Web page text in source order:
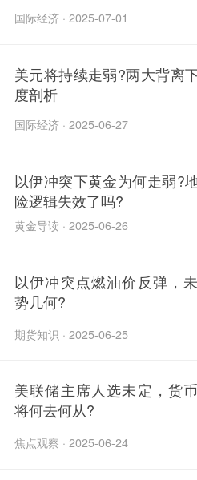
国际经济 · 2025-07-01
美元将持续走弱?两大背离
度剖析
国际经济 · 2025-06-27
以伊冲突下黄金为何走弱?
险逻辑失效了吗?
黄金导读 · 2025-06-26
以伊冲突点燃油价反弹，
势几何?​
期货知识 · 2025-06-25
美联储主席人选未定，货
将何去何从?
焦点观察 · 2025-06-24